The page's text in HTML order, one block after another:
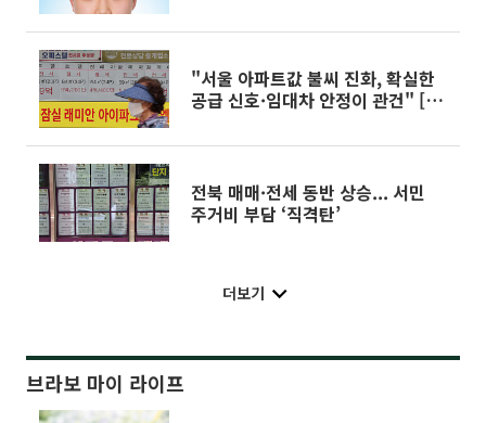
"서울 아파트값 불씨 진화, 확실한
공급 신호·임대차 안정이 관건" [다
전북 매매·전세 동반 상승... 서민
주거비 부담 ‘직격탄’
더보기
브라보 마이 라이프